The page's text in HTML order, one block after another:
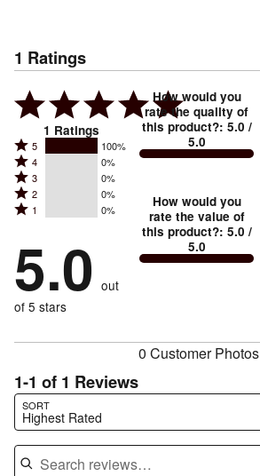
1 Ratings
1 Ratings
Rated
5
stars
by
of
reviewers
5 100%
Rated
4
stars
by
of
reviewers
4 0%
Rated
3
stars
0%
of
reviewers
3 0%
Rated
2
by
0%
of
reviewers
2 0%
Rated
stars
by
0%
of
1 0%
5.0 out
of 5 stars
How would you
rate the quality of
this product?: 5.0 /
5.0
How would you
rate the value of
this product?: 5.0 /
5.0
0 Customer Photos
1-1 of 1 Reviews
SORT
Highest Rated
Search reviews…